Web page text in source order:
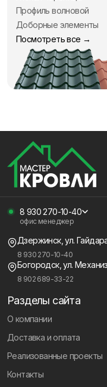
Профиль волновой
Доборные элементы
Посмотреть все →
8 930 270-10-40
офис менеджер
Дзержинск, ул.
8 930 270-10-40
Богородск, ул.
8 902 689-33-22
Разделы сайта
О компании
Доставка и оплата
Реализованные проекты
Контакты